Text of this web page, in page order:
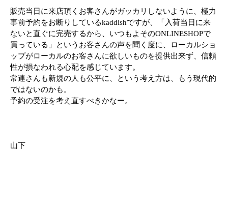
販売当日に来店頂くお客さんがガッカリしないように、極力
事前予約をお断りしているkaddishですが、「入荷当日に来
ないと直ぐに完売するから、いつもよそのONLINESHOPで
買っている」というお客さんの声を聞く度に、ローカルショ
ップがローカルのお客さんに欲しいものを提供出来ず、信頼
性が損なわれる心配を感じています。
常連さんも新規の人も公平に、という考え方は、もう現代的
ではないのかも。
予約の受注を考え直すべきかなー。
山下